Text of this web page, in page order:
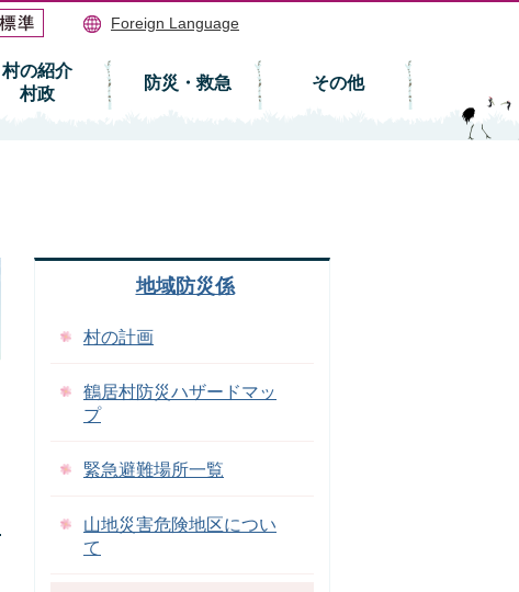
Foreign Language
村の紹介
村政
防災・救急 その他
地域防災係
村の計画
鶴居村防災ハザードマッ
プ
緊急避難場所一覧
山地災害危険地区につい
て